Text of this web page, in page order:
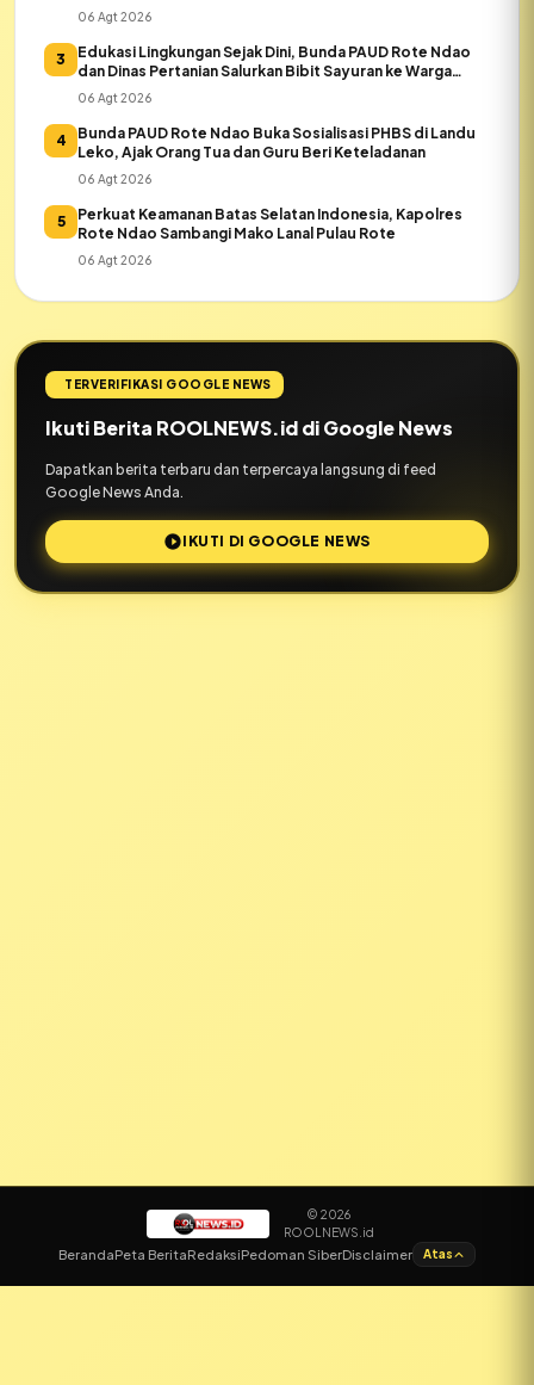
06 Agt 2026
3
Edukasi Lingkungan Sejak Dini, Bunda PAUD Rote Ndao
dan Dinas Pertanian Salurkan Bibit Sayuran ke Warga
Daeloni
06 Agt 2026
4
Bunda PAUD Rote Ndao Buka Sosialisasi PHBS di Landu
Leko, Ajak Orang Tua dan Guru Beri Keteladanan
06 Agt 2026
5
Perkuat Keamanan Batas Selatan Indonesia, Kapolres
Rote Ndao Sambangi Mako Lanal Pulau Rote
06 Agt 2026
TERVERIFIKASI GOOGLE NEWS
Ikuti Berita ROOLNEWS.id di Google News
Dapatkan berita terbaru dan terpercaya langsung di feed
Google News Anda.
IKUTI DI GOOGLE NEWS
✕
© 2026
ROOLNEWS.id
BerandaPeta BeritaRedaksiPedoman SiberDisclaimer Atas